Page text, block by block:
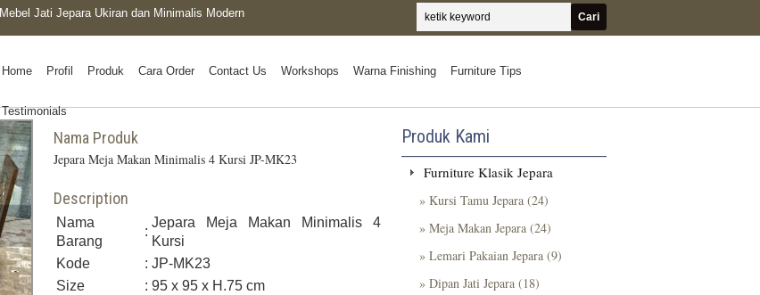
Mebel Jati Jepara Ukiran dan Minimalis Modern
Home Profil Produk Cara Order Contact Us Workshops Warna Finishing Furniture Tips
Testimonials
Produk Kami
Furniture Klasik Jepara
» Kursi Tamu Jepara (24)
» Meja Makan Jepara (24)
» Lemari Pakaian Jepara (9)
» Dipan Jati Jepara (18)
Nama Produk
Jepara Meja Makan Minimalis 4 Kursi JP-MK23
Description
Nama
Barang
:
Jepara Meja Makan Minimalis 4
Kursi
Kode
: JP-MK23
Size
: 95 x 95 x H.75 cm